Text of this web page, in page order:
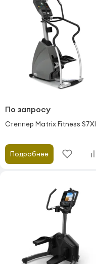
По запросу
Степпер Matrix Fitness S7XI
Подробнее